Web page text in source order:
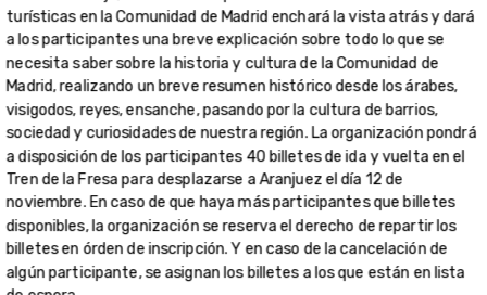
turísticas en la Comunidad de Madrid enchará la vista atrás y dará
a los participantes una breve explicación sobre todo lo que se
necesita saber sobre la historia y cultura de la Comunidad de
Madrid, realizando un breve resumen histórico desde los árabes,
visigodos, reyes, ensanche, pasando por la cultura de barrios,
sociedad y curiosidades de nuestra región. La organización pondrá
a disposición de los participantes 40 billetes de ida y vuelta en el
Tren de la Fresa para desplazarse a Aranjuez el día 12 de
noviembre. En caso de que haya más participantes que billetes
disponibles, la organización se reserva el derecho de repartir los
billetes en órden de inscripción. Y en caso de la cancelación de
algún participante, se asignan los billetes a los que están en lista